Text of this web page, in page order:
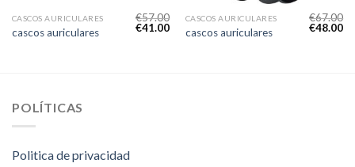
CASCOS AURICULARES
cascos auriculares
€57.00
€41.00
CASCOS AURICULARES
cascos auriculares
€67.00
€48.00
POLÍTICAS
Politica de privacidad